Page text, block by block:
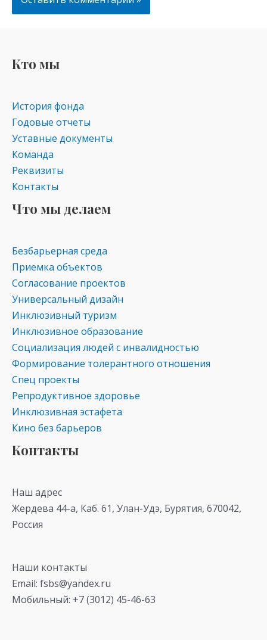
Кто мы
История фонда
Годовые отчеты
Уставные документы
Команда
Реквизиты
Контакты
Что мы делаем
Безбарьерная среда
Приемка объектов
Согласование проектов
Универсальный дизайн
Инклюзивный туризм
Инклюзивное образование
Социализация людей с инвалидностью
Формирование толерантного отношения
Спец проекты
Репродуктивное здоровье
Инклюзивная эстафета
Кино без барьеров
Контакты
Наш адрес
Жердева 44-а, Каб. 61, Улан-Удэ, Бурятия, 670042,
Россия
Наши контакты
Email: fsbs@yandex.ru
Мобильный: +7 (3012) 45-46-63